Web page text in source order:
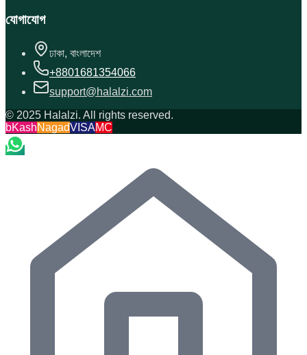
যোগাযোগ
ঢাকা, বাংলাদেশ
+8801681354066
support@halalzi.com
© 2025 Halalzi. All rights reserved.
bKashNagadVISAMC